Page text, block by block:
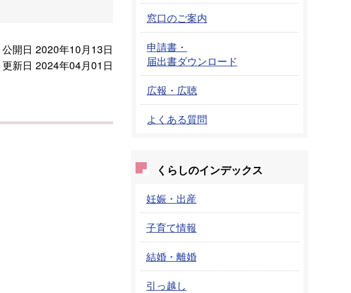
公開日 2020年10月13日
更新日 2024年04月01日
窓口のご案内
申請書・
届出書ダウンロード
広報・広聴
よくある質問
くらしのインデックス
妊娠・出産
子育て情報
結婚・離婚
引っ越し